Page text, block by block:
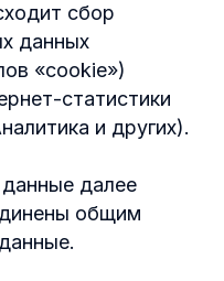
сбор
данных
«cookie»)
статистики
и других).
далее
общим